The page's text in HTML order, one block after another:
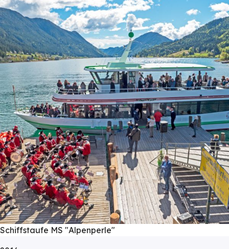
Schiffstaufe MS "Alpenperle"